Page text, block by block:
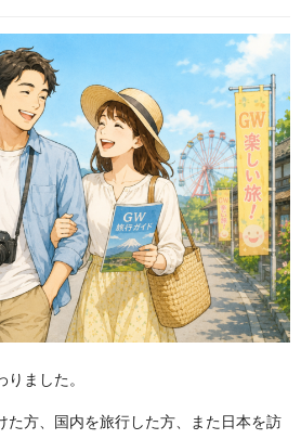
ました。
た方、国内を旅行した方、また日本を訪